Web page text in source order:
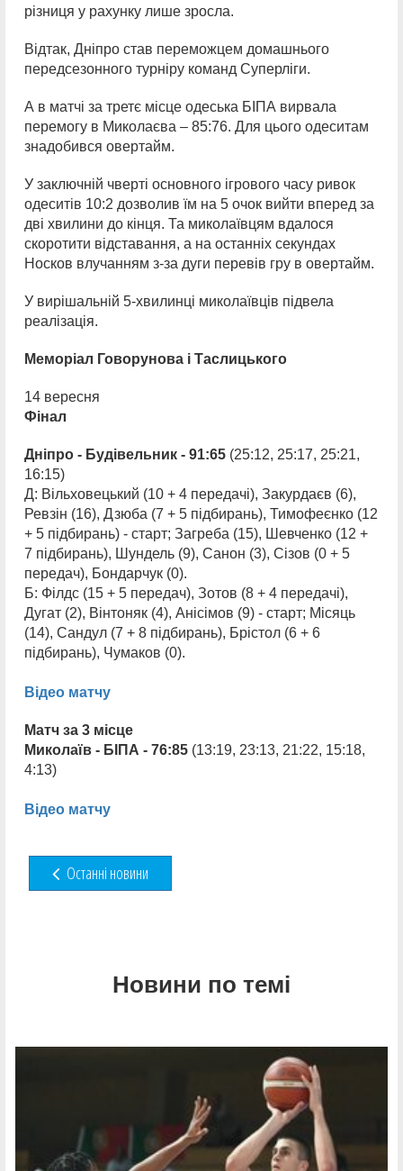
різниця у рахунку лише зросла.
Відтак, Дніпро став переможцем домашнього
передсезонного турніру команд Суперліги.
А в матчі за третє місце одеська БІПА вирвала
перемогу в Миколаєва – 85:76. Для цього одеситам
знадобився овертайм.
У заключній чверті основного ігрового часу ривок
одеситів 10:2 дозволив їм на 5 очок вийти вперед за
дві хвилини до кінця. Та миколаївцям вдалося
скоротити відставання, а на останніх секундах
Носков влучанням з-за дуги перевів гру в овертайм.
У вирішальній 5-хвилинці миколаївців підвела
реалізація.
Меморіал Говорунова і Таслицького
14 вересня
Фінал
Дніпро - Будівельник - 91:65 (25:12, 25:17, 25:21,
16:15)
Д: Вільховецький (10 + 4 передачі), Закурдаєв (6),
Ревзін (16), Дзюба (7 + 5 підбирань), Тимофеєнко (12
+ 5 підбирань) - старт; Загреба (15), Шевченко (12 +
7 підбирань), Шундель (9), Санон (3), Сізов (0 + 5
передач), Бондарчук (0).
Б: Філдс (15 + 5 передач), Зотов (8 + 4 передачі),
Дугат (2), Вінтоняк (4), Анісімов (9) - старт; Місяць
(14), Сандул (7 + 8 підбирань), Брістол (6 + 6
підбирань), Чумаков (0).
Відео матчу
Матч за 3 місце
Миколаїв - БІПА - 76:85 (13:19, 23:13, 21:22, 15:18,
4:13)
Відео матчу
Останні новини
Новини по темі